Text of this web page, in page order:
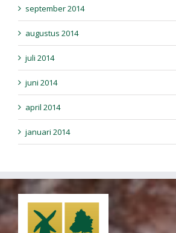
september 2014
augustus 2014
juli 2014
juni 2014
april 2014
januari 2014